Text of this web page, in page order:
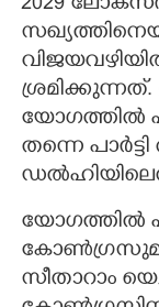
2029
യോഗത്തിൽ
തന്നെ
യോഗത്തിൽ
സീതാറാം